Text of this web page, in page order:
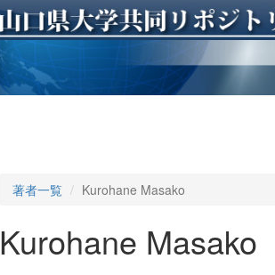
著者一覧 Kurohane Masako
Kurohane Masako